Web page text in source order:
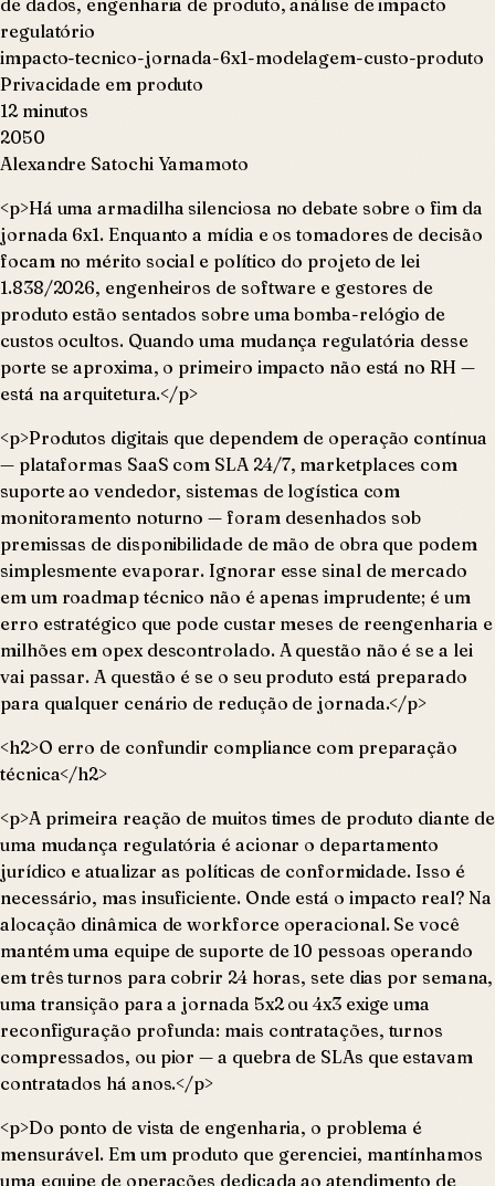
regulatório
impacto-tecnico-jornada-6x1-modelagem-custo-produto
Privacidade em produto
12 minutos
2050
Alexandre Satochi Yamamoto
<p>Há uma armadilha silenciosa no debate sobre o fim da
jornada 6x1. Enquanto a mídia e os tomadores de decisão
focam no mérito social e político do projeto de lei
1.838/2026, engenheiros de software e gestores de
produto estão sentados sobre uma bomba-relógio de
custos ocultos. Quando uma mudança regulatória desse
porte se aproxima, o primeiro impacto não está no RH —
está na arquitetura.</p>
<p>Produtos digitais que dependem de operação contínua
— plataformas SaaS com SLA 24/7, marketplaces com
suporte ao vendedor, sistemas de logística com
monitoramento noturno — foram desenhados sob
premissas de disponibilidade de mão de obra que podem
simplesmente evaporar. Ignorar esse sinal de mercado
em um roadmap técnico não é apenas imprudente; é um
erro estratégico que pode custar meses de reengenharia e
milhões em opex descontrolado. A questão não é se a lei
vai passar. A questão é se o seu produto está preparado
para qualquer cenário de redução de jornada.</p>
<h2>O erro de confundir compliance com preparação
técnica</h2>
<p>A primeira reação de muitos times de produto diante de
uma mudança regulatória é acionar o departamento
jurídico e atualizar as políticas de conformidade. Isso é
necessário, mas insuficiente. Onde está o impacto real? Na
alocação dinâmica de workforce operacional. Se você
mantém uma equipe de suporte de 10 pessoas operando
em três turnos para cobrir 24 horas, sete dias por semana,
uma transição para a jornada 5x2 ou 4x3 exige uma
reconfiguração profunda: mais contratações, turnos
compressados, ou pior — a quebra de SLAs que estavam
contratados há anos.</p>
<p>Do ponto de vista de engenharia, o problema é
mensurável. Em um produto que gerenciei, mantínhamos
uma equipe de operações dedicada ao atendimento de